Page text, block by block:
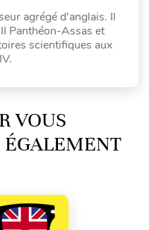
agrégé d’anglais. Il
Panthéon-Assas et
scientifiques aux
VOUS